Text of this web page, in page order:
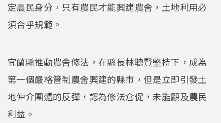
定農民身分，只有農民才能興建農舍，土地利用必
須合乎規範。
宜蘭縣推動農舍修法，在縣長林聰賢堅持下，成為
第一個嚴格管制農舍興建的縣市，但是立即引發土
地仲介團體的反彈，認為修法倉促，未能顧及農民
利益。